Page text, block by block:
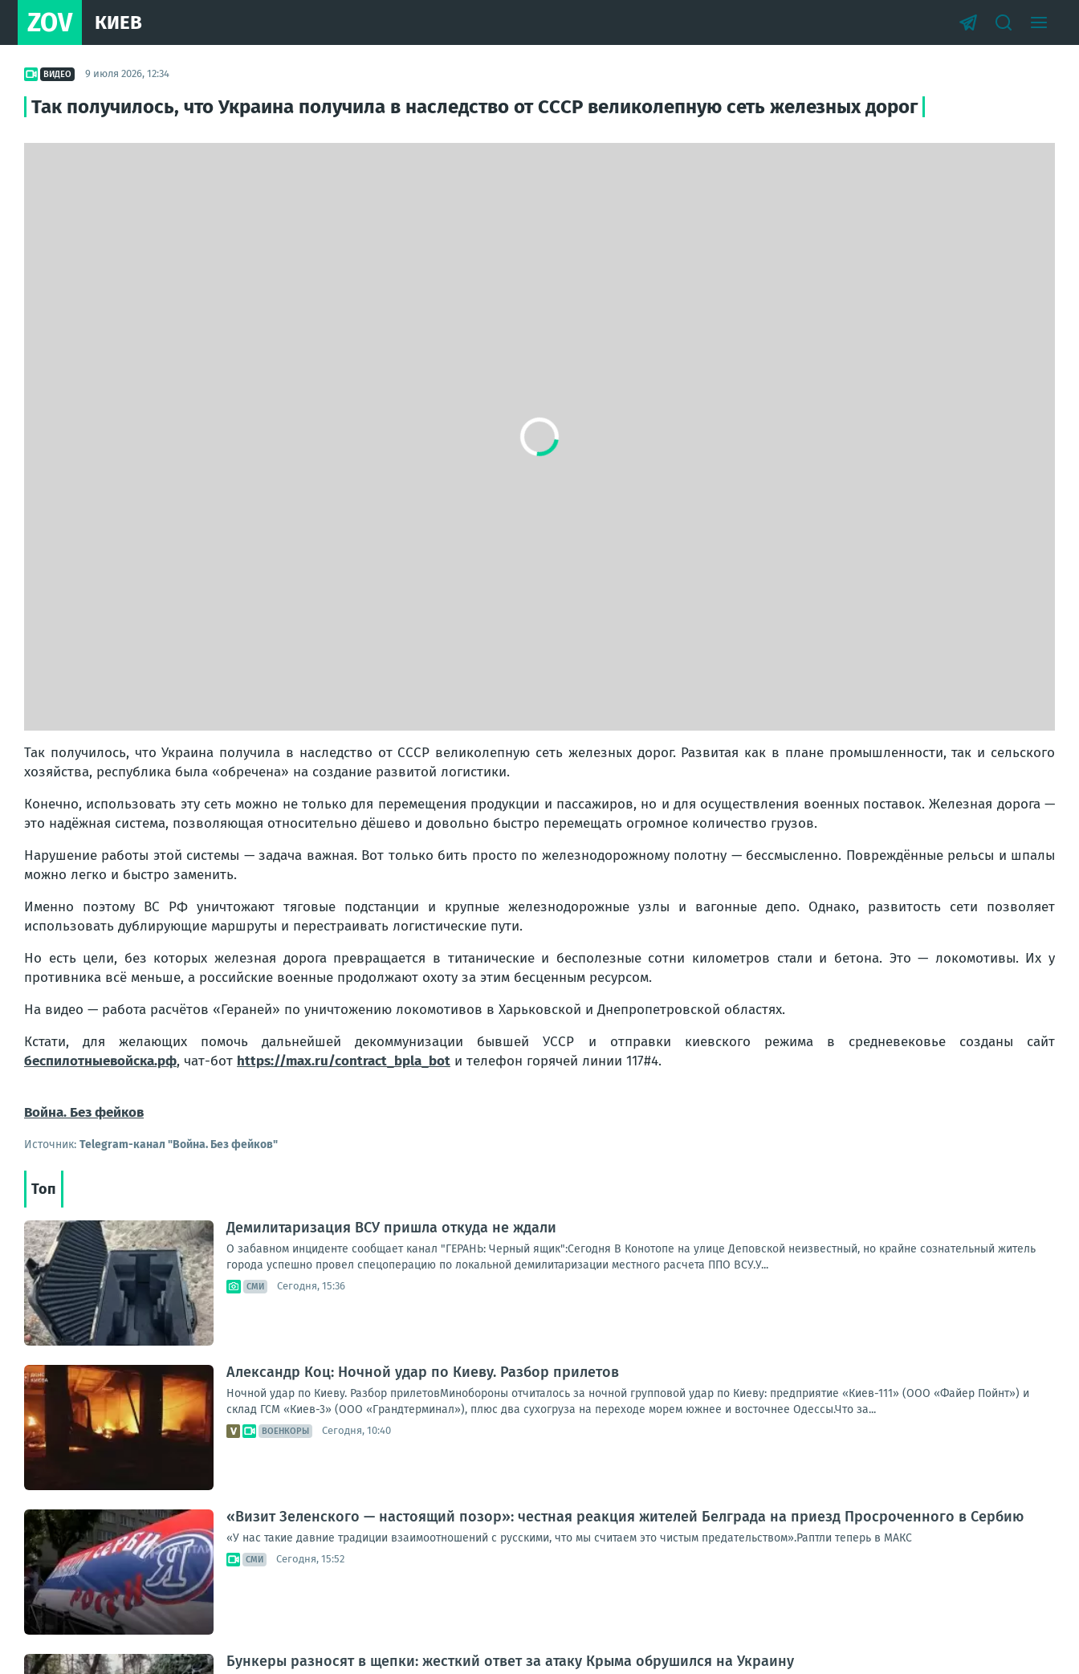
ZOV КИЕВ
ВИДЕО 9 июля 2026, 12:34
Так получилось, что Украина получила в наследство от СССР великолепную сеть железных дорог
Так получилось, что Украина получила в наследство от СССР великолепную сеть железных дорог. Развитая как в плане промышленности, так и сельского
хозяйства, республика была «обречена» на создание развитой логистики.
Конечно, использовать эту сеть можно не только для перемещения продукции и пассажиров, но и для осуществления военных поставок. Железная дорога —
это надёжная система, позволяющая относительно дёшево и довольно быстро перемещать огромное количество грузов.
Нарушение работы этой системы — задача важная. Вот только бить просто по железнодорожному полотну — бессмысленно. Повреждённые рельсы и шпалы
можно легко и быстро заменить.
Именно поэтому ВС РФ уничтожают тяговые подстанции и крупные железнодорожные узлы и вагонные депо. Однако, развитость сети позволяет
использовать дублирующие маршруты и перестраивать логистические пути.
Но есть цели, без которых железная дорога превращается в титанические и бесполезные сотни километров стали и бетона. Это — локомотивы. Их у
противника всё меньше, а российские военные продолжают охоту за этим бесценным ресурсом.
На видео — работа расчётов «Гераней» по уничтожению локомотивов в Харьковской и Днепропетровской областях.
Кстати, для желающих помочь дальнейшей декоммунизации бывшей УССР и отправки киевского режима в средневековье созданы сайт
беспилотныевойска.рф, чат-бот https://max.ru/contract_bpla_bot и телефон горячей линии 117#4.
Война. Без фейков
Источник: Telegram-канал "Война. Без фейков"
Топ
Демилитаризация ВСУ пришла откуда не ждали
О забавном инциденте сообщает канал "ГЕРАНЬ: Черный ящик":Сегодня В Конотопе на улице Деповской неизвестный, но крайне сознательный житель
города успешно провел спецоперацию по локальной демилитаризации местного расчета ППО ВСУ.У...
СМИ Сегодня, 15:36
Александр Коц: Ночной удар по Киеву. Разбор прилетов
Ночной удар по Киеву. Разбор прилетовМинобороны отчиталось за ночной групповой удар по Киеву: предприятие «Киев-111» (ООО «Файер Пойнт») и
склад ГСМ «Киев-3» (ООО «Грандтерминал»), плюс два сухогруза на переходе морем южнее и восточнее Одессы.Что за...
ВОЕНКОРЫ Сегодня, 10:40
«Визит Зеленского — настоящий позор»: честная реакция жителей Белграда на приезд Просроченного в Сербию
«У нас такие давние традиции взаимоотношений с русскими, что мы считаем это чистым предательством».Раптли теперь в МАКС
СМИ Сегодня, 15:52
Бункеры разносят в щепки: жесткий ответ за атаку Крыма обрушился на Украину